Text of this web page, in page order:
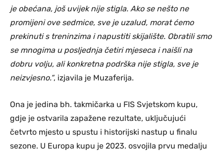
je obećana, još uvijek nije stigla. Ako se nešto ne
promijeni ove sedmice, sve je uzalud, morat ćemo
prekinuti s treninzima i napustiti skijalište. Obratili smo
se mnogima u posljednja četiri mjeseca i naišli na
dobru volju, ali konkretna podrška nije stigla, sve je
neizvjesno.“, izjavila je Muzaferija.
Ona je jedina bh. takmičarka u FIS Svjetskom kupu,
gdje je ostvarila zapažene rezultate, uključujući
četvrto mjesto u spustu i historijski nastup u finalu
sezone. U Europa kupu je 2023. osvojila prvu medalju